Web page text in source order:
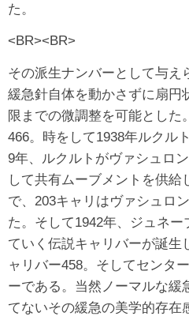
た。
<BR><BR>
その派生ナンバーとして与え
緩急針自体を動かさずに扇円
限までの微調整を可能とした
466。時をして1938年ルクル
9年、ルクルトがヴァシュロ
して共有ムーブメントを供給
で、203キャリはヴァシュロ
た。そして1942年、ジュネ
ていく伝説キャリバーが誕生
ャリバー458。そしてセンタ
ーである。当然ノーマルな緩
てないその緩急の美学的存在